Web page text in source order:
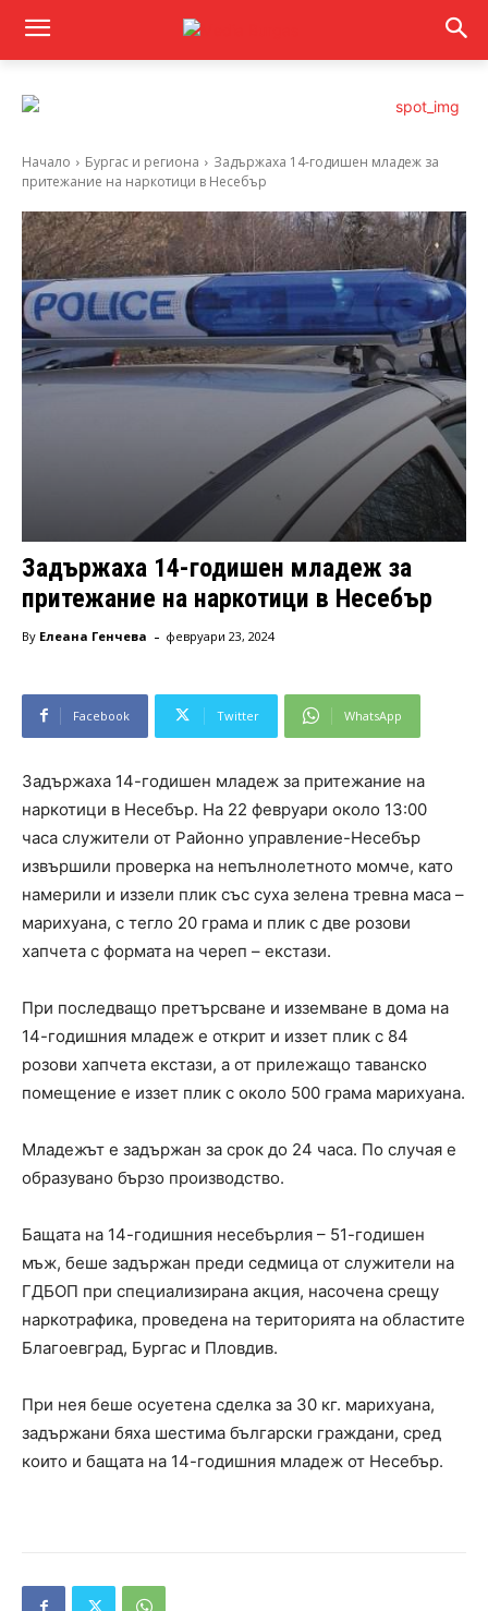
Начало Бургас и региона
Задържаха 14-годишен младеж за
притежание на наркотици в Несебър
Задържаха 14-годишен младеж за
притежание на наркотици в Несебър
By Елеана Генчева - февруари 23, 2024
Facebook Twitter WhatsApp
Задържаха 14-годишен младеж за притежание на
наркотици в Несебър. На 22 февруари около 13:00
часа служители от Районно управление-Несебър
извършили проверка на непълнолетното момче, като
намерили и иззели плик със суха зелена тревна маса –
марихуана, с тегло 20 грама и плик с две розови
хапчета с формата на череп – екстази.
При последващо претърсване и изземване в дома на
14-годишния младеж е открит и иззет плик с 84
розови хапчета екстази, а от прилежащо таванско
помещение е иззет плик с около 500 грама марихуана.
Младежът е задържан за срок до 24 часа. По случая е
образувано бързо производство.
Бащата на 14-годишния несебърлия – 51-годишен
мъж, беше задържан преди седмица от служители на
ГДБОП при специализирана акция, насочена срещу
наркотрафика, проведена на територията на областите
Благоевград, Бургас и Пловдив.
При нея беше осуетена сделка за 30 кг. марихуана,
задържани бяха шестима български граждани, сред
които и бащата на 14-годишния младеж от Несебър.